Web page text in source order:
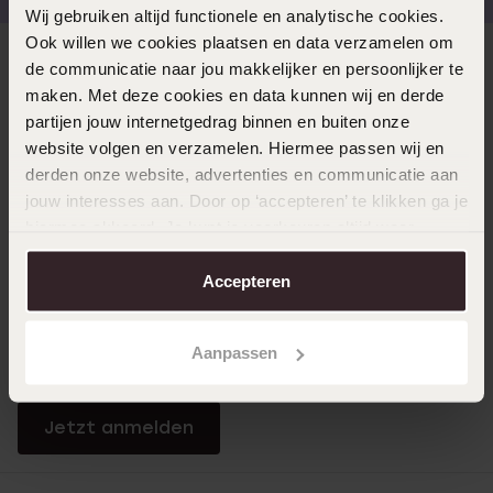
Wij gebruiken altijd functionele en analytische cookies.
Ook willen we cookies plaatsen en data verzamelen om
de communicatie naar jou makkelijker en persoonlijker te
maken. Met deze cookies en data kunnen wij en derde
partijen jouw internetgedrag binnen en buiten onze
website volgen en verzamelen. Hiermee passen wij en
derden onze website, advertenties en communicatie aan
jouw interesses aan. Door op ‘accepteren’ te klikken ga je
aanpassen. Lees er meer over in onscookiebeleid.
Accepteren
Aanpassen
Direkt zu
Über Lucardi
Rabatt auf all deine Einkäufe
Jetzt anmelden